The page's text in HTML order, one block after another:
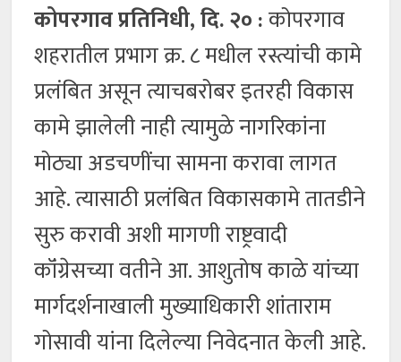
कोपरगाव प्रतिनिधी, दि. २० :कोपरगाव
शहरातील प्रभाग क्र. ८ मधील रस्त्यांची कामे
प्रलंबित असून त्याचबरोबर इतरही विकास
कामे झालेली नाही त्यामुळे नागरिकांना
मोठ्या अडचणींचा सामना करावा लागत
आहे. त्यासाठी प्रलंबित विकासकामे तातडीने
सुरु करावी अशी मागणी राष्ट्रवादी
कॉंग्रेसच्या वतीने आ. आशुतोष काळे यांच्या
मार्गदर्शनाखाली मुख्याधिकारी शांताराम
गोसावी यांना दिलेल्या निवेदनात केली आहे.